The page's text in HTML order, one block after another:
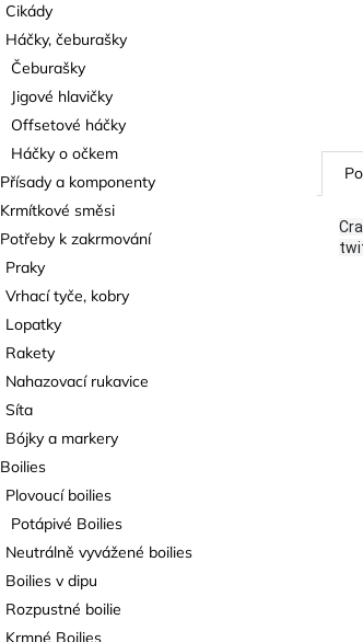
Cikády
Háčky, čeburašky
Čeburašky
Jigové hlavičky
Offsetové háčky
Háčky o očkem
Přísady a komponenty
Krmítkové směsi
Potřeby k zakrmování
Praky
Vrhací tyče, kobry
Lopatky
Rakety
Nahazovací rukavice
Síta
Bójky a markery
Boilies
Plovoucí boilies
Potápivé Boilies
Neutrálně vyvážené boilies
Boilies v dipu
Rozpustné boilie
Krmné Boilies